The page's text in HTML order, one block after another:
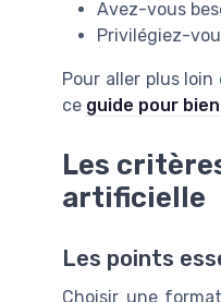
Avez-vous
Privilégiez-
Pour aller plus
ce guide pour
Les
artificielle
Les points
Choisir une